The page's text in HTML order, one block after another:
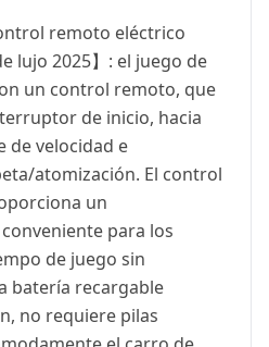
remoto eléctrico
lujo 2025】: el juego de
un control remoto, que
de inicio, hacia
de velocidad e
atomización. El control
un
para los
de juego sin
batería recargable
no requiere pilas